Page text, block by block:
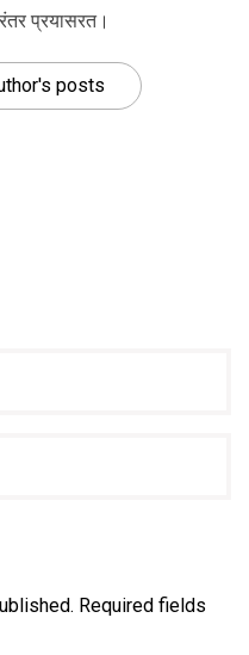
प्रयासरत।
posts
Required fields